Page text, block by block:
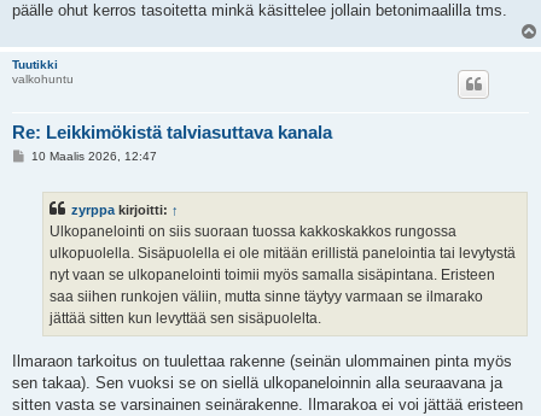
päälle ohut kerros tasoitetta minkä käsittelee jollain betonimaalilla tms.
Tuutikki
valkohuntu
Re: Leikkimökistä talviasuttava kanala
V10 Maalis 2026, 12:47
zyrppa kirjoitti: ↑
Ulkopanelointi on siis suoraan tuossa kakkoskakkos rungossa
ulkopuolella. Sisäpuolella ei ole mitään erillistä panelointia tai levytystä
nyt vaan se ulkopanelointi toimii myös samalla sisäpintana. Eristeen
saa siihen runkojen väliin, mutta sinne täytyy varmaan se ilmarako
jättää sitten kun levyttää sen sisäpuolelta.
Ilmaraon tarkoitus on tuulettaa rakenne (seinän ulommainen pinta myös
sen takaa). Sen vuoksi se on siellä ulkopaneloinnin alla seuraavana ja
sitten vasta se varsinainen seinärakenne. Ilmarakoa ei voi jättää eristeen